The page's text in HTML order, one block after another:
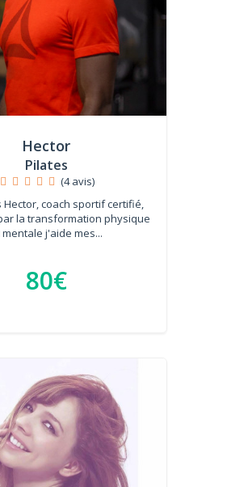
Hector
Pilates
(4 avis)
Hector, coach sportif certifié,
la transformation physique
j'aide mes...
80€